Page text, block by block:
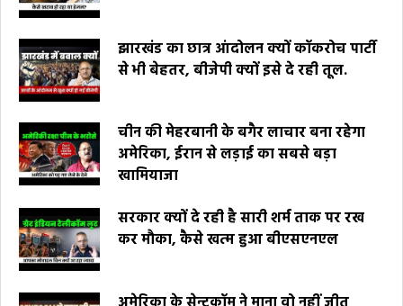
झारखंड का छात्र आंदोलन क्यों कॉकरोच पार्टी
से भी बेहतर, बीजेपी क्यों इसे दे रही तूल.
चीन की मेहरबानी के बगैर लाचार बना रहेगा
अमेरिका, ईरान से लड़ाई का सबसे बड़ा
खामियाजा
सरकार क्यों दे रही है सारी शर्म ताक पर रख
कर मौका, कैसे खत्म हुआ बीएसएनएल